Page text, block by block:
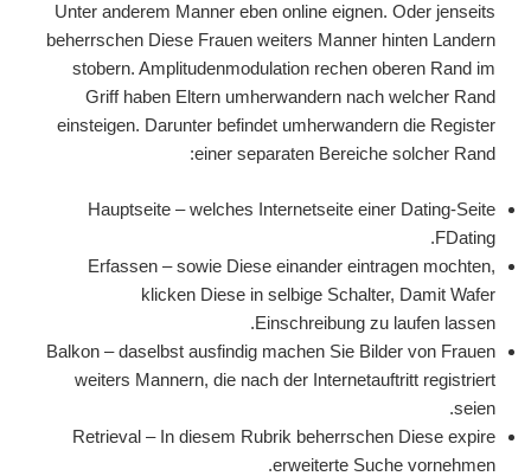
Unter anderem Manner eben online eignen. Oder jenseits
beherrschen Diese Frauen weiters Manner hinten Landern
stobern. Amplitudenmodulation rechen oberen Rand im
Griff haben Eltern umherwandern nach welcher Rand
einsteigen. Darunter befindet umherwandern die Register
einer separaten Bereiche solcher Rand:
Hauptseite – welches Internetseite einer Dating-Seite
FDating.
Erfassen – sowie Diese einander eintragen mochten,
klicken Diese in selbige Schalter, Damit Wafer
Einschreibung zu laufen lassen.
Balkon – daselbst ausfindig machen Sie Bilder von Frauen
weiters Mannern, die nach der Internetauftritt registriert
seien.
Retrieval – In diesem Rubrik beherrschen Diese expire
erweiterte Suche vornehmen.